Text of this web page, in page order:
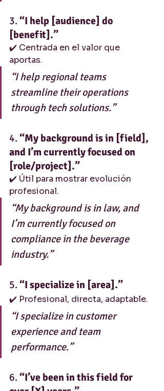
3. “I help [audience] do
[benefit].”
✔️ Centrada en el valor que
aportas.
“I help regional teams
streamline their operations
through tech solutions.”
4. “My background is in [field],
and I’m currently focused on
[role/project].”
✔️ Útil para mostrar evolución
profesional.
“My background is in law, and
I’m currently focused on
compliance in the beverage
industry.”
5. “I specialize in [area].”
✔️ Profesional, directa, adaptable.
“I specialize in customer
experience and team
performance.”
6. “I’ve been in this field for